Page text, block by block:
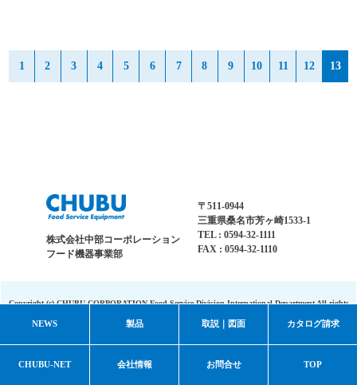
1 2 3 4 5 6 7 8 9 10 11 12 13
TOP
NEWS 製品 取説｜図面 カタログ請求
CHUBU-NET 会社情報 お問合せ
株式会社中部コーポレーション
フード機器事業部
〒511-0944
三重県桑名市芳ヶ崎1533-1
TEL : 0594-32-1111
FAX : 0594-32-1110
Copyright (c) CHUBU CORPORATION Food Service Division InternationalDepartment All rights